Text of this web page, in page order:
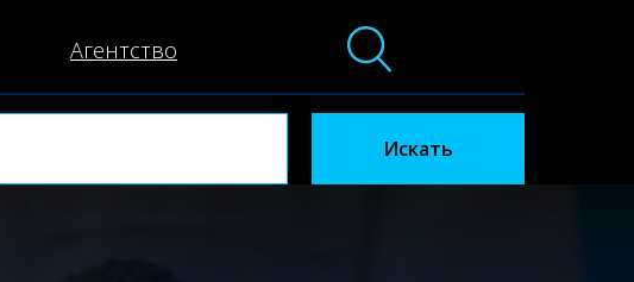
Агентство
Искать